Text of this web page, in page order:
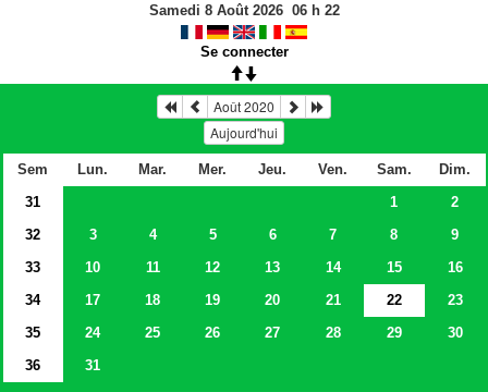
Samedi 8 Août 2026 06h 22
Se connecter
Août 2020
Aujourd'hui
Sem Lun. Mar. Mer. Jeu. Ven. Sam.
Dim.
31
1
2
32
3 4 5 6 7 8
9
33
10 11 12 13 14 15
16
34
17 18 19 20 21 22
23
35
24 25 26 27 28 29
30
36
31